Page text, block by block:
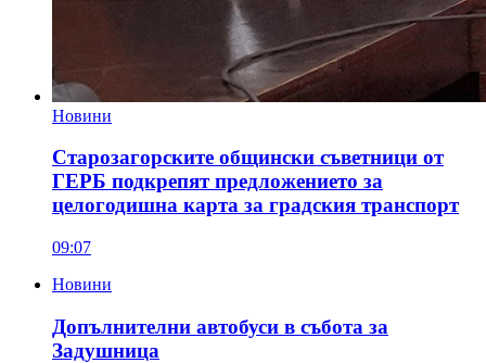
Новини
Старозагорските общински съветници от
ГЕРБ подкрепят предложението за
целогодишна карта за градския транспорт
09:07
Новини
Допълнителни автобуси в събота за
Задушница